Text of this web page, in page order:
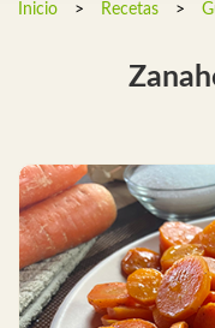
Inicio > Recetas >